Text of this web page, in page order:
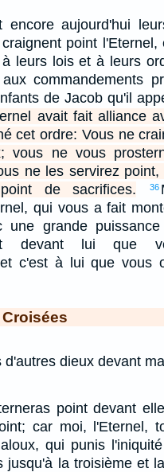
encore aujourd'hui
point l'Eternel,
leurs lois et à leurs
commandements
de Jacob qu'il
avait fait alliance
cet ordre: Vous ne
vous ne vous
ne les servirez
de sacrifices.
36
qui vous a fait
une grande
devant lui que
c'est à lui que vous
d'autres dieux devant
point devant
car moi, l'Eternel,
qui punis
jusqu'à la troisième et